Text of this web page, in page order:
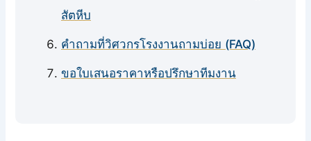
สัตหีบ
คำถามที่วิศวกรโรงงานถามบ่อย (FAQ)
ขอใบเสนอราคาหรือปรึกษาทีมงาน